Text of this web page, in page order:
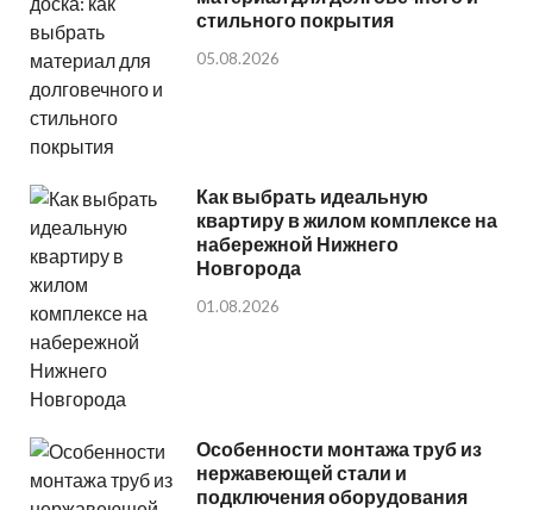
стильного покрытия
05.08.2026
Как выбрать идеальную
квартиру в жилом комплексе на
набережной Нижнего
Новгорода
01.08.2026
Особенности монтажа труб из
нержавеющей стали и
подключения оборудования